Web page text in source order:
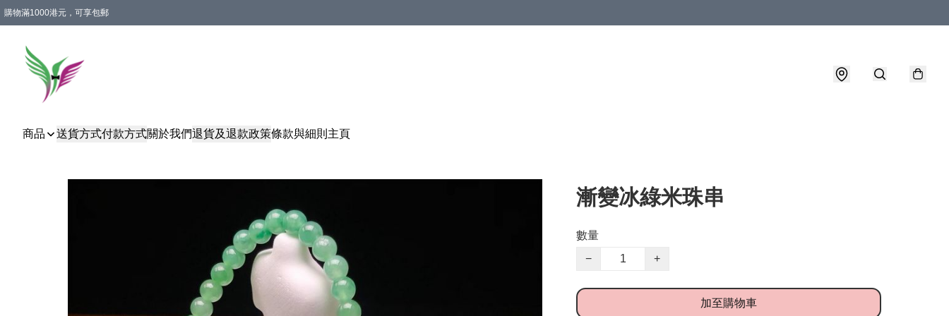
購物滿1000港元，可享包郵
商品 送貨方式付款方式關於我們退貨及退款政策條款與細則 主頁
漸變冰綠米珠串
數量
−
+
加至購物車